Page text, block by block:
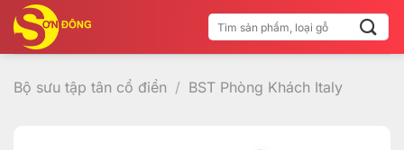
qua
nội
dung
Tìm
kiếm:
Bộ sưu tập tân cổ điển / BST Phòng Khách Italy